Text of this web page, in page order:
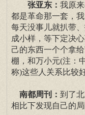
张亚东： 我原
都是革命那一套，
每天没事儿就扒带
成小样，等下定决
己的东西一个个拿
棚，和万小元(注：
称)这些人关系比较好
南都周刊： 到了
相比下发现自己的局